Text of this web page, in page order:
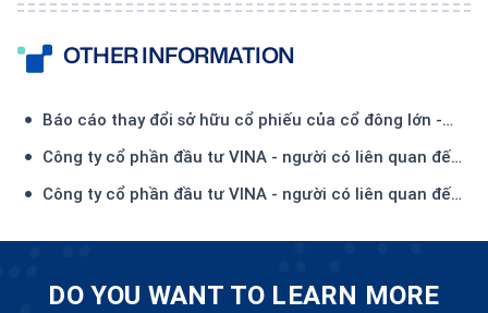
OTHER INFORMATION
Báo cáo thay đổi sở hữu cổ phiếu của cổ đông lớn -
Công ty TNHH Đầu tư và Thương mại Thiên Hải-(1)
Công ty cổ phần đầu tư VINA - người có liên quan đến
Ủy viên HĐQT - đăng ký mua 450.000 CP
Công ty cổ phần đầu tư VINA - người có liên quan đến
DO YOU WANT TO LEARN MORE